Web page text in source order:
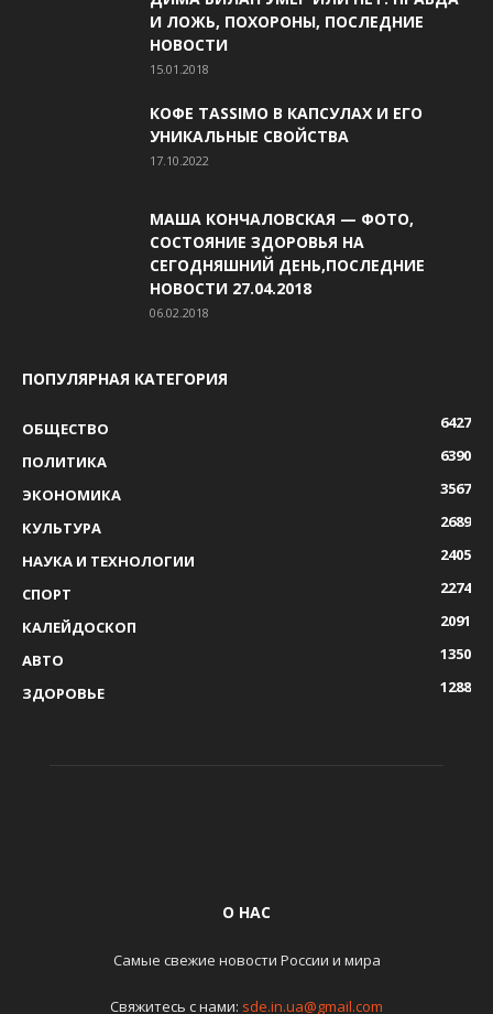
И ЛОЖЬ, ПОХОРОНЫ, ПОСЛЕДНИЕ
НОВОСТИ
15.01.2018
КОФЕ TASSIMO В КАПСУЛАХ И ЕГО
УНИКАЛЬНЫЕ СВОЙСТВА
17.10.2022
МАША КОНЧАЛОВСКАЯ — ФОТО,
СОСТОЯНИЕ ЗДОРОВЬЯ НА
СЕГОДНЯШНИЙ ДЕНЬ,ПОСЛЕДНИЕ
НОВОСТИ 27.04.2018
06.02.2018
ПОПУЛЯРНАЯ КАТЕГОРИЯ
ОБЩЕСТВО
6427
ПОЛИТИКА
6390
ЭКОНОМИКА
3567
КУЛЬТУРА
2689
НАУКА И ТЕХНОЛОГИИ
2405
СПОРТ
2274
КАЛЕЙДОСКОП
2091
АВТО
1350
ЗДОРОВЬЕ
1288
О НАС
Самые свежие новости России и мира
Свяжитесь с нами: sde.in.ua@gmail.com